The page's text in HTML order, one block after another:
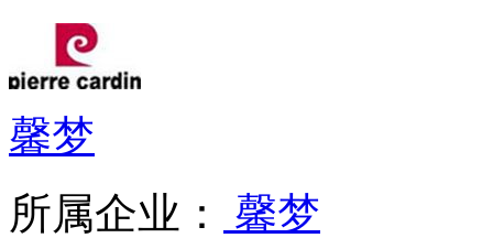
馨梦
所属企业：
馨梦